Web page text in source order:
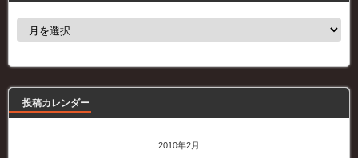
過
事
投稿カレンダー
2010年2月